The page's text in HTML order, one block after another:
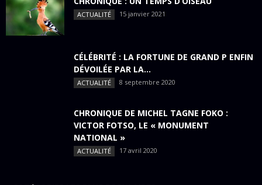
ACTUALITÉ 15 janvier 2021
CÉLÉBRITÉ : LA FORTUNE DE GRAND P ENFIN
DÉVOILÉE PAR LA...
ACTUALITÉ 8 septembre 2020
CHRONIQUE DE MICHEL TAGNE FOKO :
VICTOR FOTSO, LE « MONUMENT
NATIONAL »
ACTUALITÉ 17 avril 2020